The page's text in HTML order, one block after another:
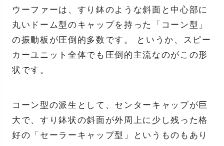
ウーファーは、すり鉢のような斜面と中心部に
丸いドーム型のキャップを持った「コーン型」
の振動板が圧倒的多数です。 というか、スピー
カーユニット全体でも圧倒的主流なのがこの形
状です。
コーン型の派生として、センターキャップが巨
大で、すり鉢状の斜面が外周上に少し残った格
好の「セーラーキャップ型」というものもあり